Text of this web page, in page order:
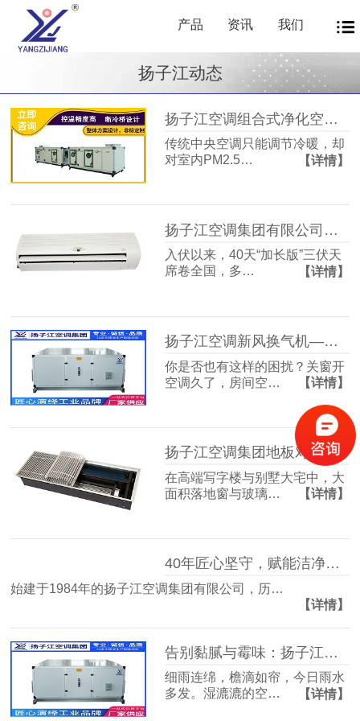
产品 资讯 我们
扬子江动态
扬子江空调组合式净化空调箱风机盘管中央新风系统——让每一次呼吸都成为健康投资
传统中央空调只能调节冷暖，却
对室内PM2.5…
【详情】
扬子江空调集团有限公司商用暖通源头厂家，40年匠心护航从容度伏
入伏以来，40天“加长版”三伏天
席卷全国，多…
【详情】
扬子江空调新风换气机——告别室内空气闷浊，畅享洁净富氧新生活
你是否也有这样的困扰？关窗开
空调久了，房间空…
【详情】
扬子江空调集团地板对流器：破解冬冷夏热难题，打造四季如春的舒适空间
在高端写字楼与别墅大宅中，大
面积落地窗与玻璃…
【详情】
40年匠心坚守，赋能洁净空气未来
始建于1984年的扬子江空调集团有限公司，历…
【详情】
告别黏腻与霉味：扬子江空调的梅雨季舒适生活指南
细雨连绵，檐滴如帘，今日雨水
多发。湿漉漉的空…
【详情】